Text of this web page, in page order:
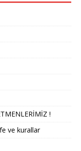
!
ve kurallar